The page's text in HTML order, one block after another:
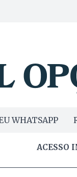
WHATSAPP
ACESSO